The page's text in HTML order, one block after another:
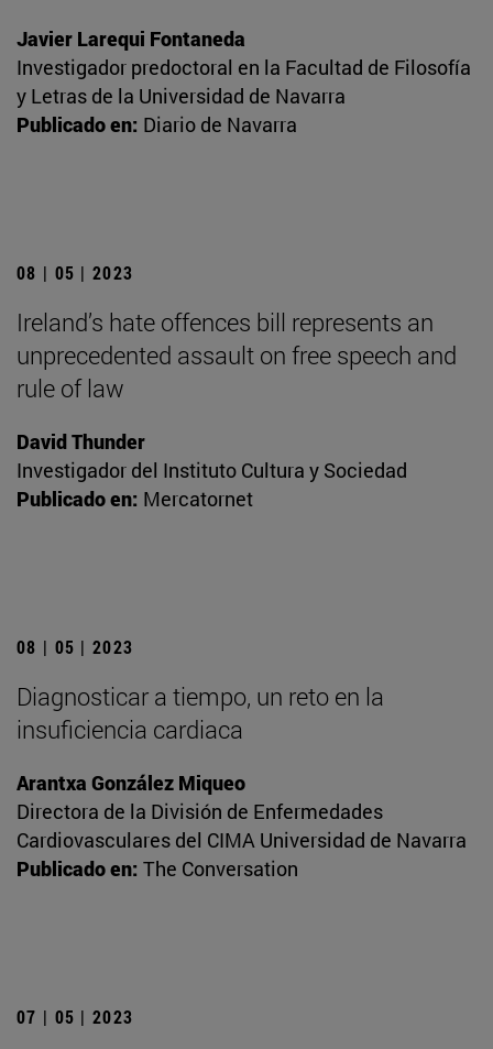
Javier Larequi Fontaneda
Investigador predoctoral en la Facultad de Filosofía
y Letras de la Universidad de Navarra
Publicado en: Diario de Navarra
08 | 05 | 2023
Ireland’s hate offences bill represents an
unprecedented assault on free speech and
rule of law
David Thunder
Investigador del Instituto Cultura y Sociedad
Publicado en: Mercatornet
08 | 05 | 2023
Diagnosticar a tiempo, un reto en la
insuficiencia cardiaca
Arantxa González Miqueo
Directora de la División de Enfermedades
Cardiovasculares del CIMA Universidad de Navarra
Publicado en: The Conversation
07 | 05 | 2023